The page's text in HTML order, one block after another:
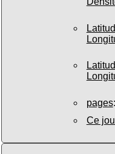
pages:
Ce